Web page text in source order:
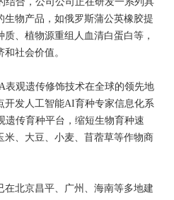
生物产品，如俄罗斯蒲公英橡胶提
质、植物源重组人血清白蛋白等，
社会价值。
开发人工智能AI育种专家信息化系
遗传育种平台，缩短生物育种速
米、大豆、小麦、苜蓿草等作物商